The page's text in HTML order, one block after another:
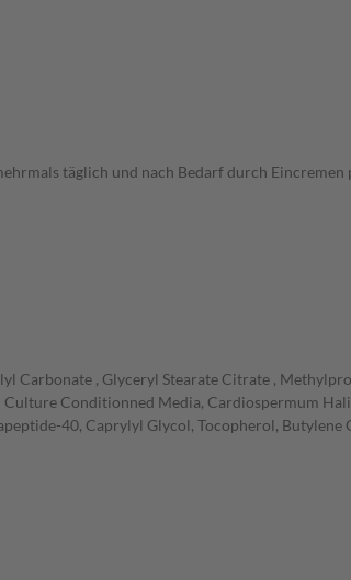
täglich und nach Bedarf durch Eincremen
Carbonate , Glyceryl Stearate Citrate ,
Conditionned Media, Cardiospermum
40, Caprylyl Glycol, Tocopherol, Butylene